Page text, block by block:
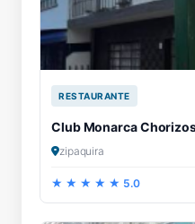
RESTAURANTE
Club Monarca
zipaquira
5.0